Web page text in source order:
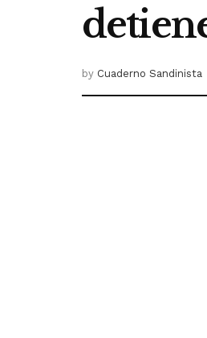
by Cuaderno Sandinista